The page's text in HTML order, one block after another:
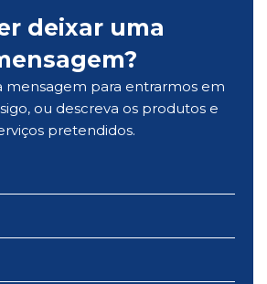
deixar uma
mensagem para entrarmos em
ou descreva os produtos e
pretendidos.